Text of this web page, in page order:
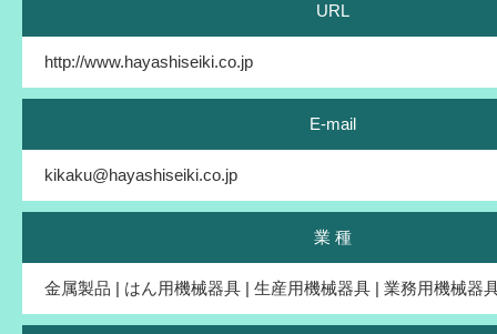
URL
http://www.hayashiseiki.co.jp
E-mail
kikaku@hayashiseiki.co.jp
業 種
金属製品 | はん用機械器具 | 生産用機械器具 | 業務用機械器